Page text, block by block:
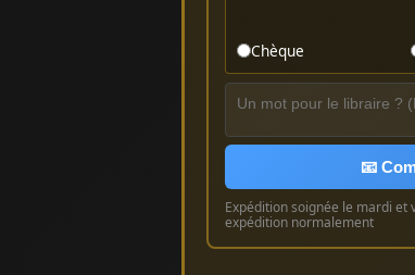
Chèque
📧
Expédition soignée le mardi et
expédition normalement